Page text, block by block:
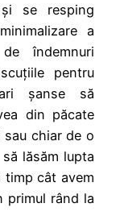
se resping
a
îndemnuri
pentru
șanse să
din păcate
chiar de o
lăsăm lupta
cât avem
primul rând la